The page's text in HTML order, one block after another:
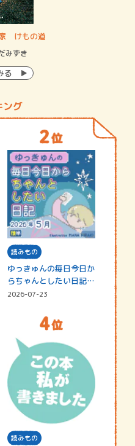
けもの道
みずき
る
ング
読みもの
ゆっきゅんの毎日今日か
らちゃんとしたい日記
☆202…
2026-07-23
読みもの